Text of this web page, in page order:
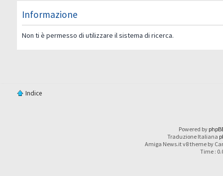
Informazione
Non ti è permesso di utilizzare il sistema di ricerca.
Indice
Powered by
Traduzione Italiana
Amiga News.it v8 theme by
Time :